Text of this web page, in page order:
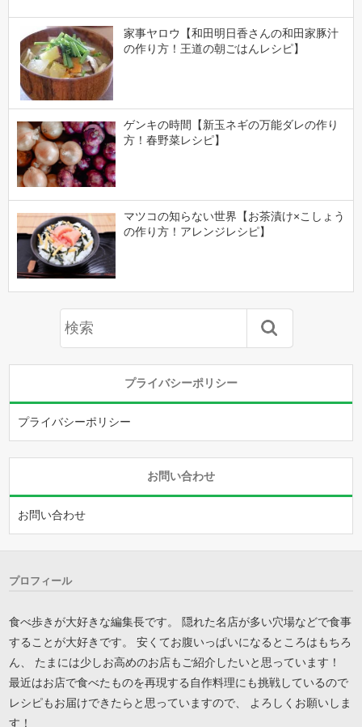
家事ヤロウ【和田明日香さんの和田家豚汁
の作り方！王道の朝ごはんレシピ】
ゲンキの時間【新玉ネギの万能ダレの作り
方！春野菜レシピ】
マツコの知らない世界【お茶漬け×こしょう
の作り方！アレンジレシピ】
プライバシーポリシー
プライバシーポリシー
お問い合わせ
お問い合わせ
プロフィール
食べ歩きが大好きな編集長です。 隠れた名店が多い穴場などで食事
することが大好きです。 安くてお腹いっぱいになるところはもちろ
ん、 たまには少しお高めのお店もご紹介したいと思っています！
最近はお店で食べたものを再現する自作料理にも挑戦しているので
レシピもお届けできたらと思っていますので、 よろしくお願いしま
す！